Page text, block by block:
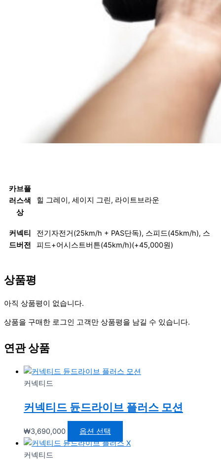
카브플
러스색
상
힐 그레이, 세이지 그린, 라이트브라운
커넥티
드버전
전기자전거(25km/h + PAS단독), 스피드(45km/h), 스
피드+어시스트버튼(45km/h)(+45,000원)
상품평
아직 상품평이 없습니다.
상품을 구매한 로그인 고객만 상품평을 남길 수 있습니다.
연관 상품
커넥티드
커넥티드 듄드라이브 플러스 모션
₩3,690,000 옵션 선택
커넥티드